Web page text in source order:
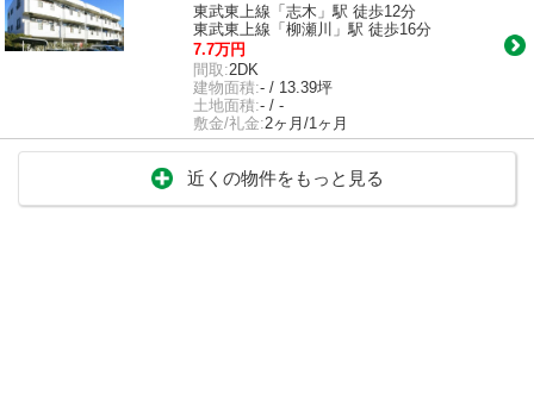
東武東上線「志木」駅 徒歩12分
東武東上線「柳瀬川」駅 徒歩16分
7.7万円
間取:2DK
建物面積:- / 13.39坪
土地面積:- / -
敷金/礼金:2ヶ月/1ヶ月
近くの物件をもっと見る